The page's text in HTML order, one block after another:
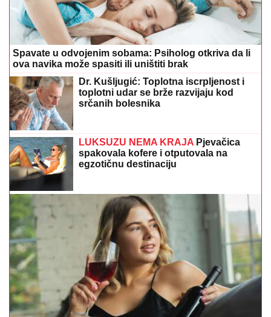
Spavate u odvojenim sobama: Psiholog otkriva da li
ova navika može spasiti ili uništiti brak
Dr. Kušljugić: Toplotna iscrpljenost i
toplotni udar se brže razvijaju kod
srčanih bolesnika
LUKSUZU NEMA KRAJA Pjevačica
spakovala kofere i otputovala na
egzotičnu destinaciju